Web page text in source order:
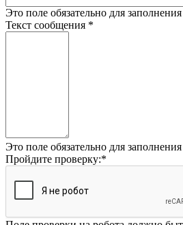
Это поле обязательно для заполнения
Текст сообщения *
Это поле обязательно для заполнения
Пройдите проверку:*